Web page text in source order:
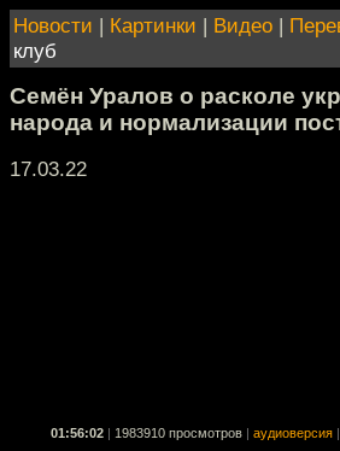
Новости | Картинки | Видео |
клуб
Семён Уралов о расколе
народа и нормализации
17.03.22
01:56:02 1983910 просмотров аудиоверсия